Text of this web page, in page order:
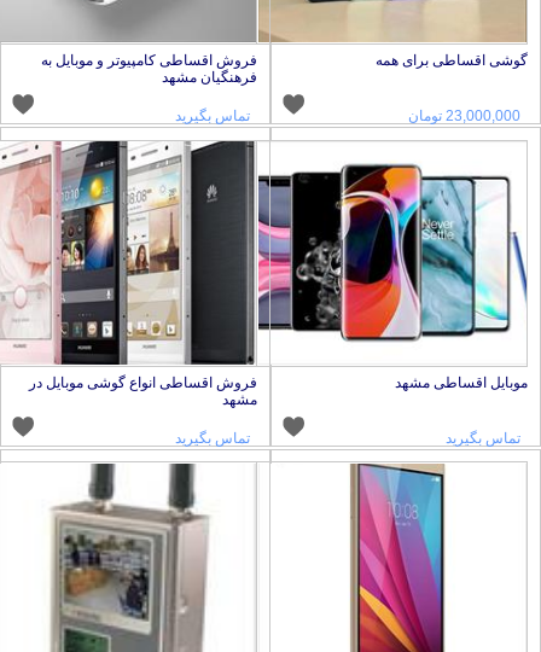
گوشی اقساطی برای همه
23,000,000 تومان
فروش اقساطی کامپیوتر و موبایل به
فرهنگیان مشهد
تماس بگیرید
موبایل اقساطی مشهد
تماس بگیرید
فروش اقساطی انواع گوشی موبایل در
مشهد
تماس بگیرید